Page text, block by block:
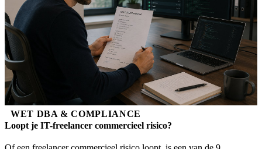
WET DBA & COMPLIANCE
Loopt je IT-freelancer commercieel risico?